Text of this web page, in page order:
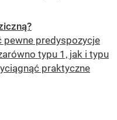
pewne predyspozycje
typu 1, jak i typu
praktyczne